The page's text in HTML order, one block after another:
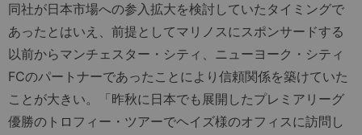
同社が日本市場への参入拡大を検討していたタイミングで
あったとはいえ、前提としてマリノスにスポンサードする
以前からマンチェスター・シティ、ニューヨーク・シティ
FCのパートナーであったことにより信頼関係を築けていた
ことが大きい。「昨秋に日本でも展開したプレミアリーグ
優勝のトロフィー・ツアーでヘイズ様のオフィスに訪問し